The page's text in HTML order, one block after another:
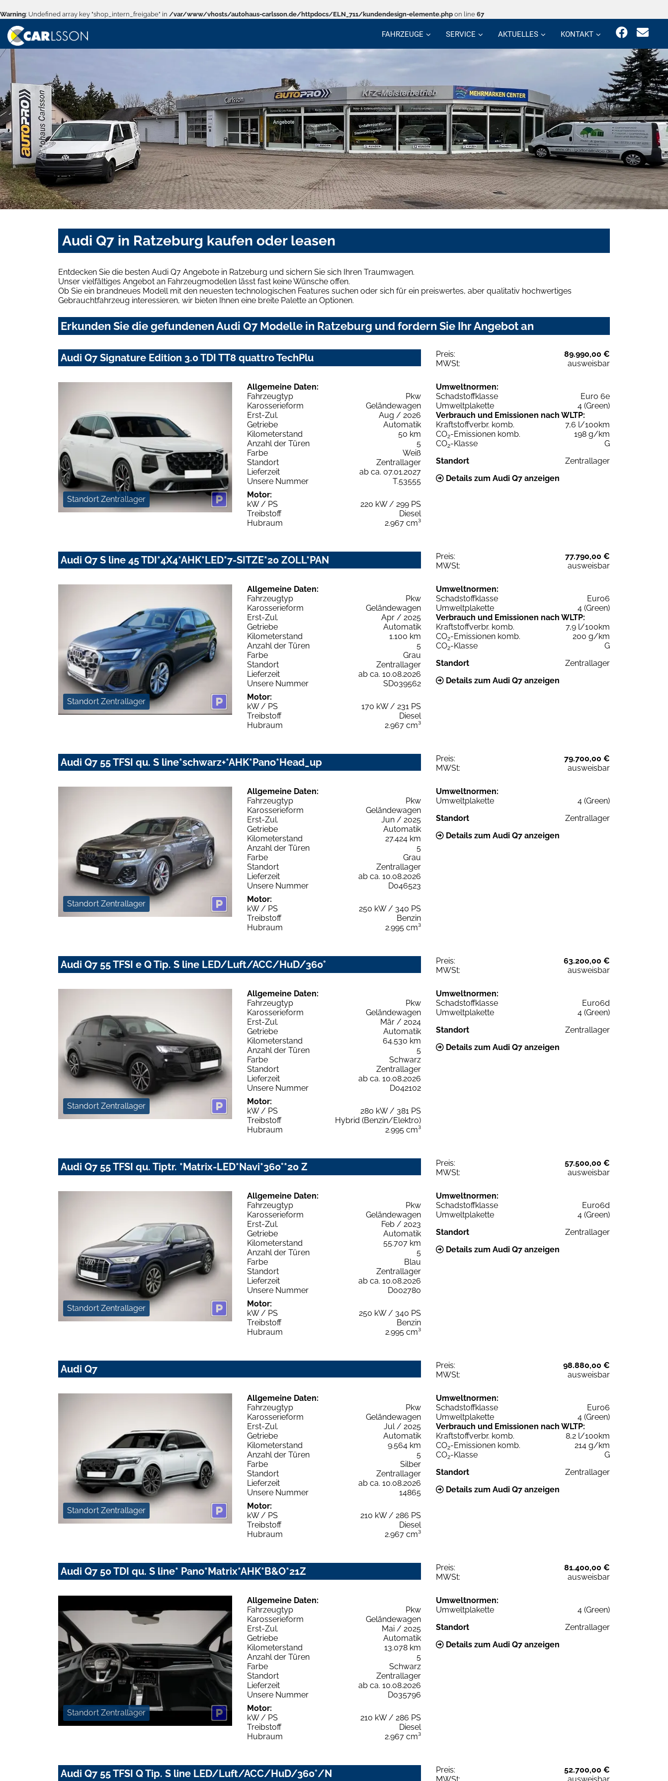
Warning: Undefined array key "shop_intern_freigabe" in /var/www/vhosts/autohaus-carlsson.de/httpdocs/ELN_711/kundendesign-elemente.php on line 67
FAHRZEUGE SERVICE AKTUELLES KONTAKT
Audi Q7 in Ratzeburg kaufen oder leasen
Entdecken Sie die besten Audi Q7 Angebote in Ratzeburg und sichern Sie sich Ihren Traumwagen.
Unser vielfältiges Angebot an Fahrzeugmodellen lässt fast keine Wünsche offen.
Ob Sie ein brandneues Modell mit den neuesten technologischen Features suchen oder sich für ein preiswertes, aber qualitativ hochwertiges
Gebrauchtfahrzeug interessieren, wir bieten Ihnen eine breite Palette an Optionen.
Erkunden Sie die gefundenen Audi Q7 Modelle in Ratzeburg und fordern Sie Ihr Angebot an
Audi Q7 Signature Edition 3.0 TDI TT8 quattro TechPlu Preis:
89.990,00 €
MWSt:
ausweisbar
Standort Zentrallager
Allgemeine Daten:
Fahrzeugtyp
Pkw
Karosserieform
Geländewagen
Erst-Zul.
Aug / 2026
Getriebe
Automatik
Kilometerstand
50 km
Anzahl der Türen
5
Farbe
Weiß
Standort
Zentrallager
Lieferzeit
ab ca. 07.01.2027
Unsere Nummer
T.53555
Motor:
kW / PS
220 kW / 299 PS
Treibstoff
Diesel
Hubraum
2.967 cm³
Umweltnormen:
Schadstoffklasse
Euro 6e
Umweltplakette
4 (Green)
Verbrauch und Emissionen nach WLTP:
Kraftstoffverbr. komb.
7,6 l/100km
CO2-Emissionen komb.
198 g/km
CO2-Klasse
G
Standort
Zentrallager
Details zum Audi Q7 anzeigen
Audi Q7 S line 45 TDI*4X4*AHK*LED*7-SITZE*20 ZOLL*PAN Preis:
77.790,00 €
MWSt:
ausweisbar
Standort Zentrallager
Allgemeine Daten:
Fahrzeugtyp
Pkw
Karosserieform
Geländewagen
Erst-Zul.
Apr / 2025
Getriebe
Automatik
Kilometerstand
1.100 km
Anzahl der Türen
5
Farbe
Grau
Standort
Zentrallager
Lieferzeit
ab ca. 10.08.2026
Unsere Nummer
SD039562
Motor:
kW / PS
170 kW / 231 PS
Treibstoff
Diesel
Hubraum
2.967 cm³
Umweltnormen:
Schadstoffklasse
Euro6
Umweltplakette
4 (Green)
Verbrauch und Emissionen nach WLTP:
Kraftstoffverbr. komb.
7,9 l/100km
CO2-Emissionen komb.
200 g/km
CO2-Klasse
G
Standort
Zentrallager
Details zum Audi Q7 anzeigen
Audi Q7 55 TFSI qu. S line*schwarz+*AHK*Pano*Head_up Preis:
79.700,00 €
MWSt:
ausweisbar
Standort Zentrallager
Allgemeine Daten:
Fahrzeugtyp
Pkw
Karosserieform
Geländewagen
Erst-Zul.
Jun / 2025
Getriebe
Automatik
Kilometerstand
27.424 km
Anzahl der Türen
5
Farbe
Grau
Standort
Zentrallager
Lieferzeit
ab ca. 10.08.2026
Unsere Nummer
D046523
Motor:
kW / PS
250 kW / 340 PS
Treibstoff
Benzin
Hubraum
2.995 cm³
Umweltnormen:
Umweltplakette
4 (Green)
Standort
Zentrallager
Details zum Audi Q7 anzeigen
Audi Q7 55 TFSI e Q Tip. S line LED/Luft/ACC/HuD/360° Preis:
63.200,00 €
MWSt:
ausweisbar
Standort Zentrallager
Allgemeine Daten:
Fahrzeugtyp
Pkw
Karosserieform
Geländewagen
Erst-Zul.
Mär / 2024
Getriebe
Automatik
Kilometerstand
64.530 km
Anzahl der Türen
5
Farbe
Schwarz
Standort
Zentrallager
Lieferzeit
ab ca. 10.08.2026
Unsere Nummer
D042102
Motor:
kW / PS
280 kW / 381 PS
Treibstoff
Hybrid (Benzin/Elektro)
Hubraum
2.995 cm³
Umweltnormen:
Schadstoffklasse
Euro6d
Umweltplakette
4 (Green)
Standort
Zentrallager
Details zum Audi Q7 anzeigen
Audi Q7 55 TFSI qu. Tiptr. *Matrix-LED*Navi*360°*20 Z Preis:
57.500,00 €
MWSt:
ausweisbar
Standort Zentrallager
Allgemeine Daten:
Fahrzeugtyp
Pkw
Karosserieform
Geländewagen
Erst-Zul.
Feb / 2023
Getriebe
Automatik
Kilometerstand
55.707 km
Anzahl der Türen
5
Farbe
Blau
Standort
Zentrallager
Lieferzeit
ab ca. 10.08.2026
Unsere Nummer
D002780
Motor:
kW / PS
250 kW / 340 PS
Treibstoff
Benzin
Hubraum
2.995 cm³
Umweltnormen:
Schadstoffklasse
Euro6d
Umweltplakette
4 (Green)
Standort
Zentrallager
Details zum Audi Q7 anzeigen
Audi Q7 Preis:
98.880,00 €
MWSt:
ausweisbar
Standort Zentrallager
Allgemeine Daten:
Fahrzeugtyp
Pkw
Karosserieform
Geländewagen
Erst-Zul.
Jul / 2025
Getriebe
Automatik
Kilometerstand
9.564 km
Anzahl der Türen
5
Farbe
Silber
Standort
Zentrallager
Lieferzeit
ab ca. 10.08.2026
Unsere Nummer
14865
Motor:
kW / PS
210 kW / 286 PS
Treibstoff
Diesel
Hubraum
2.967 cm³
Umweltnormen:
Schadstoffklasse
Euro6
Umweltplakette
4 (Green)
Verbrauch und Emissionen nach WLTP:
Kraftstoffverbr. komb.
8,2 l/100km
CO2-Emissionen komb.
214 g/km
CO2-Klasse
G
Standort
Zentrallager
Details zum Audi Q7 anzeigen
Audi Q7 50 TDI qu. S line* Pano*Matrix*AHK*B&O*21Z Preis:
81.400,00 €
MWSt:
ausweisbar
Standort Zentrallager
Allgemeine Daten:
Fahrzeugtyp
Pkw
Karosserieform
Geländewagen
Erst-Zul.
Mai / 2025
Getriebe
Automatik
Kilometerstand
13.078 km
Anzahl der Türen
5
Farbe
Schwarz
Standort
Zentrallager
Lieferzeit
ab ca. 10.08.2026
Unsere Nummer
D035796
Motor:
kW / PS
210 kW / 286 PS
Treibstoff
Diesel
Hubraum
2.967 cm³
Umweltnormen:
Umweltplakette
4 (Green)
Standort
Zentrallager
Details zum Audi Q7 anzeigen
Audi Q7 55 TFSI Q Tip. S line LED/Luft/ACC/HuD/360°/N Preis:
52.700,00 €
MWSt:
ausweisbar